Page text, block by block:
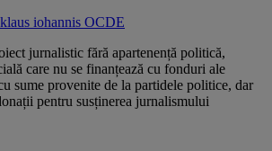
klaus iohannis OCDE
jurnalistic fără apartenență politică,
care nu se finanțează cu fonduri ale
sume provenite de la partidele politice, dar
pentru susținerea jurnalismului